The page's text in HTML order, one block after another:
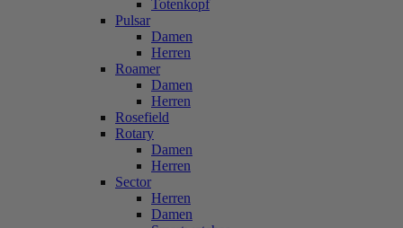
Totenkopf
Pulsar
Damen
Herren
Roamer
Damen
Herren
Rosefield
Rotary
Damen
Herren
Sector
Herren
Damen